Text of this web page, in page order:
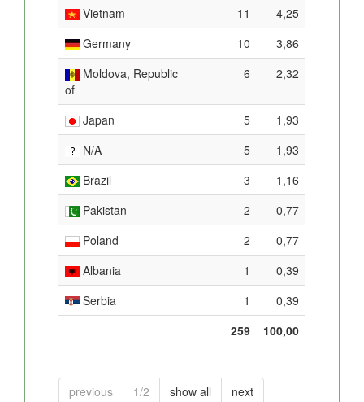
Vietnam
11
4,25
Germany
10
3,86
Moldova, Republic
of
6 2,32
Japan 5
1,93
N/A
5
1,93
Brazil
3
1,16
Pakistan
2
0,77
Poland
2
0,77
Albania
1
0,39
Serbia
1
0,39
259
100,00
previous 1/2 show all next